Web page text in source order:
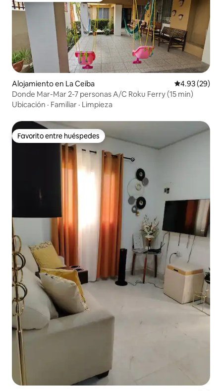
Alojamiento en La Ceiba Calificación
4.93 (29)
Donde Mar-Mar 2-7 personas A/C Roku Ferry (15 min)
Ubicación · Familiar · Limpieza
Favorito entre huéspedes
Favorito entre huéspedes